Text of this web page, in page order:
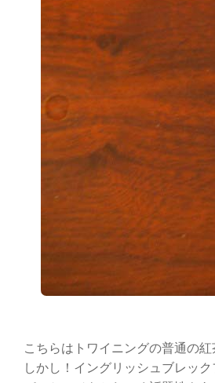
こちらはトワイニングの普通の紅
しかし！イングリッシュブレッ